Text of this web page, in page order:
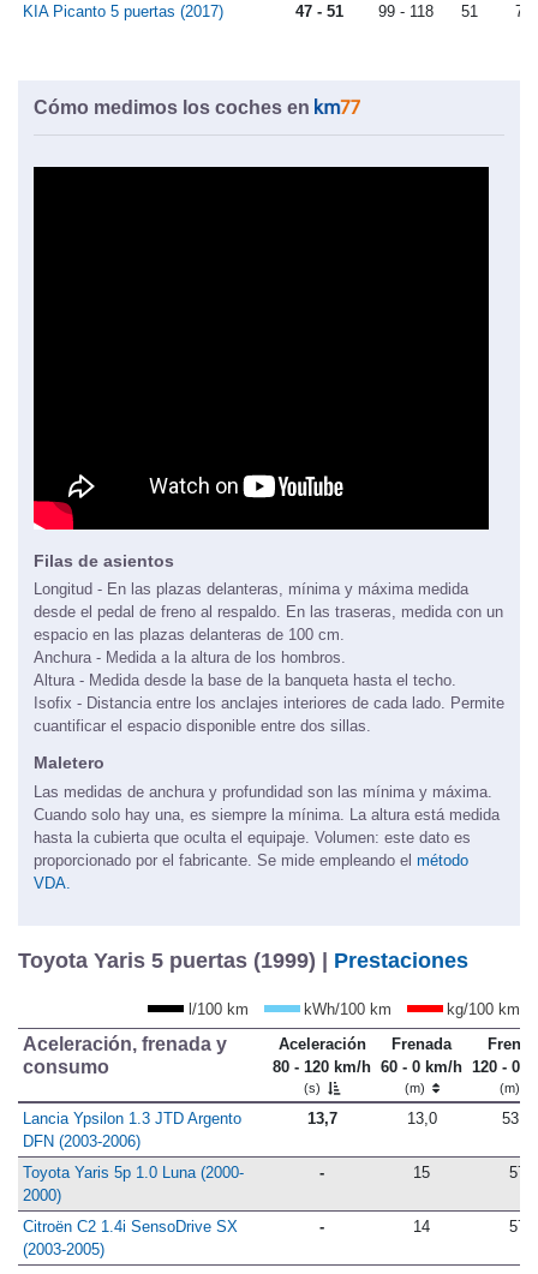
KIA Picanto 5 puertas (2017)
47 - 51 99 - 118 51 75
Cómo medimos los coches en
Filas de asientos
Longitud - En las plazas delanteras, mínima y máxima medida
desde el pedal de freno al respaldo. En las traseras, medida con un
espacio en las plazas delanteras de 100 cm.
Anchura - Medida a la altura de los hombros.
Altura - Medida desde la base de la banqueta hasta el techo.
Isofix - Distancia entre los anclajes interiores de cada lado. Permite
cuantificar el espacio disponible entre dos sillas.
Maletero
Las medidas de anchura y profundidad son las mínima y máxima.
Cuando solo hay una, es siempre la mínima. La altura está medida
hasta la cubierta que oculta el equipaje. Volumen: este dato es
proporcionado por el fabricante. Se mide empleando el método
VDA.
Toyota Yaris 5 puertas (1999) | Prestaciones
l/100 km kWh/100 km kg/100 km
Aceleración, frenada y
consumo
Aceleración
80 - 120 km/h
(s)
Frenada
60 - 0 km/h
(m)
120 - 0
(m)
Lancia Ypsilon 1.3 JTD Argento
DFN (2003-2006)
13,7 13,0 53,0
Toyota Yaris 5p 1.0 Luna (2000-
2000)
- 15 57
Citroën C2 1.4i SensoDrive SX
(2003-2005)
- 14 57